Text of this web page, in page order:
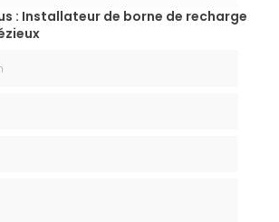
: Installateur de borne de recharge